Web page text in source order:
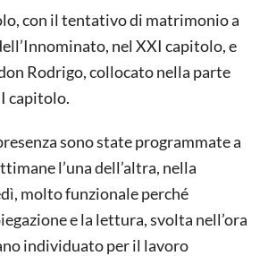
con il tentativo di matrimonio a
nel XXI capitolo, e
Rodrigo, collocato nella parte
capitolo.
sono state programmate a
l’una dell’altra, nella
molto funzionale perché
e la lettura, svolta nell’ora
individuato per il lavoro